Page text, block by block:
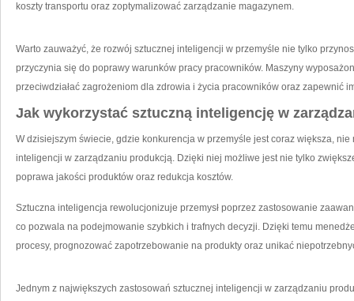
koszty transportu oraz zoptymalizować zarządzanie magazynem.
Warto zauważyć, że rozwój sztucznej inteligencji w ​przemyśle nie tylko​
przyczynia się do poprawy warunków pracy pracowników. Maszyny
przeciwdziałać zagrożeniom dla zdrowia i życia pracowników oraz zapewnić‌
Jak wykorzystać sztuczną inteligencję w⁣
W dzisiejszym świecie, gdzie konkurencja ‌w przemyśle​ jest coraz większa,
inteligencji w zarządzaniu produkcją. ‌Dzięki niej możliwe jest ⁢nie ⁢tylko
poprawa jakości produktów oraz redukcja kosztów.
Sztuczna inteligencja rewolucjonizuje przemysł poprzez zastosowanie
co pozwala na ‌podejmowanie⁣ szybkich i trafnych decyzji. Dzięki temu
procesy, prognozować⁤ zapotrzebowanie na produkty oraz unikać
Jednym z największych zastosowań sztucznej​ inteligencji w zarządzaniu